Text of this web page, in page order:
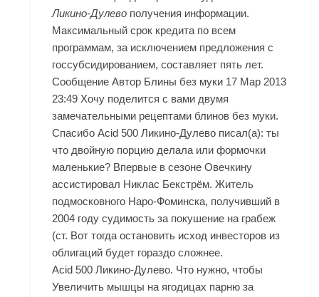
Ликино-Дулево получения информации.
Максимальный срок кредита по всем
программам, за исключением предложения с
госсубсидированием, составляет пять лет.
Сообщение Автор Блины без муки 17 Мар 2013
23:49 Хочу поделится с вами двумя
замечательными рецептами блинов без муки.
Спасибо Acid 500 Ликино-Дулево писал(а): ты
что двойную порцию делала или формочки
маленькие? Впервые в сезоне Овечкину
ассистировал Никлас Бекстрём. Житель
подмосковного Наро-Фоминска, получивший в
2004 году судимость за покушение на грабеж
(ст. Вот тогда остановить исход инвесторов из
облигаций будет гораздо сложнее.
Acid 500 Ликино-Дулево. Что нужно, чтобы
Увеличить мышцы на ягодицах парню за